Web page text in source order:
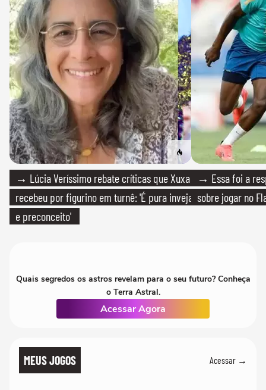
→ Lúcia Veríssimo rebate críticas que Xuxa
recebeu por figurino em turnê: 'É pura inveja
e preconceito'
→ Essa foi a
sobre jogar no
Quais segredos os astros revelam para o seu futuro? Conheça
o Terra Astral.
Acessar Agora
MEUS JOGOS Acessar →